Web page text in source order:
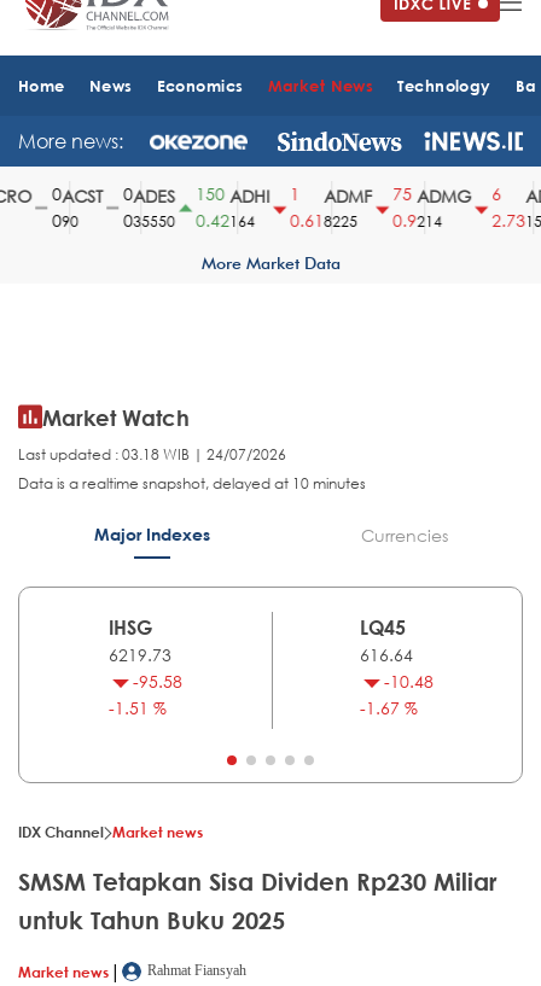
Home News Economics Market News Technology
More news:
ACST
90
ADES
35550
150
0.42
ADHI
164
0.61
ADMF
8225
75
0.9
ADMG
214
2.73
More Market Data
Market Watch
Last updated : 03.18 WIB | 24/07/2026
Data is a realtime snapshot, delayed at 10 minutes
Major Indexes Currencies
IHSG
6219.73
-95.58
-1.51 %
LQ45
616.64
-10.48
-1.67 %
IDX Channel Market news
SMSM Tetapkan Sisa Dividen Rp230 Miliar
untuk Tahun Buku 2025
Market news |
Rahmat Fiansyah